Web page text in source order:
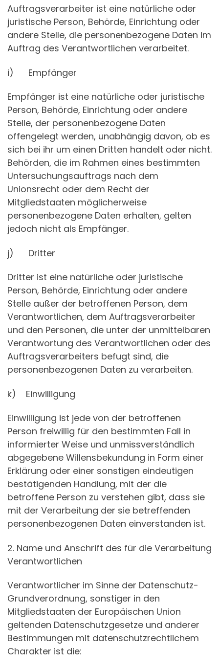
Auftragsverarbeiter ist eine natürliche oder
juristische Person, Behörde, Einrichtung oder
andere Stelle, die personenbezogene Daten im
Auftrag des Verantwortlichen verarbeitet.
i) Empfänger
Empfänger ist eine natürliche oder juristische
Person, Behörde, Einrichtung oder andere
Stelle, der personenbezogene Daten
offengelegt werden, unabhängig davon, ob es
sich bei ihr um einen Dritten handelt oder nicht.
Behörden, die im Rahmen eines bestimmten
Untersuchungsauftrags nach dem
Unionsrecht oder dem Recht der
Mitgliedstaaten möglicherweise
personenbezogene Daten erhalten, gelten
jedoch nicht als Empfänger.
j) Dritter
Dritter ist eine natürliche oder juristische
Person, Behörde, Einrichtung oder andere
Stelle außer der betroffenen Person, dem
Verantwortlichen, dem Auftragsverarbeiter
und den Personen, die unter der unmittelbaren
Verantwortung des Verantwortlichen oder des
Auftragsverarbeiters befugt sind, die
personenbezogenen Daten zu verarbeiten.
k) Einwilligung
Einwilligung ist jede von der betroffenen
Person freiwillig für den bestimmten Fall in
informierter Weise und unmissverständlich
abgegebene Willensbekundung in Form einer
Erklärung oder einer sonstigen eindeutigen
bestätigenden Handlung, mit der die
betroffene Person zu verstehen gibt, dass sie
mit der Verarbeitung der sie betreffenden
personenbezogenen Daten einverstanden ist.
2. Name und Anschrift des für die Verarbeitung
Verantwortlichen
Verantwortlicher im Sinne der Datenschutz-
Grundverordnung, sonstiger in den
Mitgliedstaaten der Europäischen Union
geltenden Datenschutzgesetze und anderer
Bestimmungen mit datenschutzrechtlichem
Charakter ist die: